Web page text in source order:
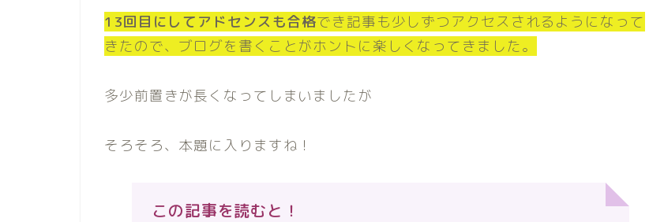
13回目にしてアドセンスも合格でき記事も少しずつアクセスされるようになって
きたので、ブログを書くことがホントに楽しくなってきました。
多少前置きが長くなってしまいましたが
そろそろ、本題に入りますね！
この記事を読むと！